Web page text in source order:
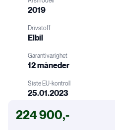
2019
Drivstoff
Drivstoff
Elbil
Garanti
Garantivarighet
12 måneder
Siste EU-kontroll
25.01.2023
224 900,-